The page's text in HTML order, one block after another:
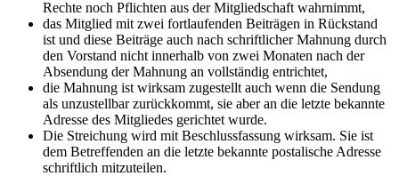
Rechte noch Pflichten aus der Mitgliedschaft wahrnimmt,
das Mitglied mit zwei fortlaufenden Beiträgen in Rückstand
ist und diese Beiträge auch nach schriftlicher Mahnung durch
den Vorstand nicht innerhalb von zwei Monaten nach der
Absendung der Mahnung an vollständig entrichtet,
die Mahnung ist wirksam zugestellt auch wenn die Sendung
als unzustellbar zurückkommt, sie aber an die letzte bekannte
Adresse des Mitgliedes gerichtet wurde.
Die Streichung wird mit Beschlussfassung wirksam. Sie ist
dem Betreffenden an die letzte bekannte postalische Adresse
schriftlich mitzuteilen.